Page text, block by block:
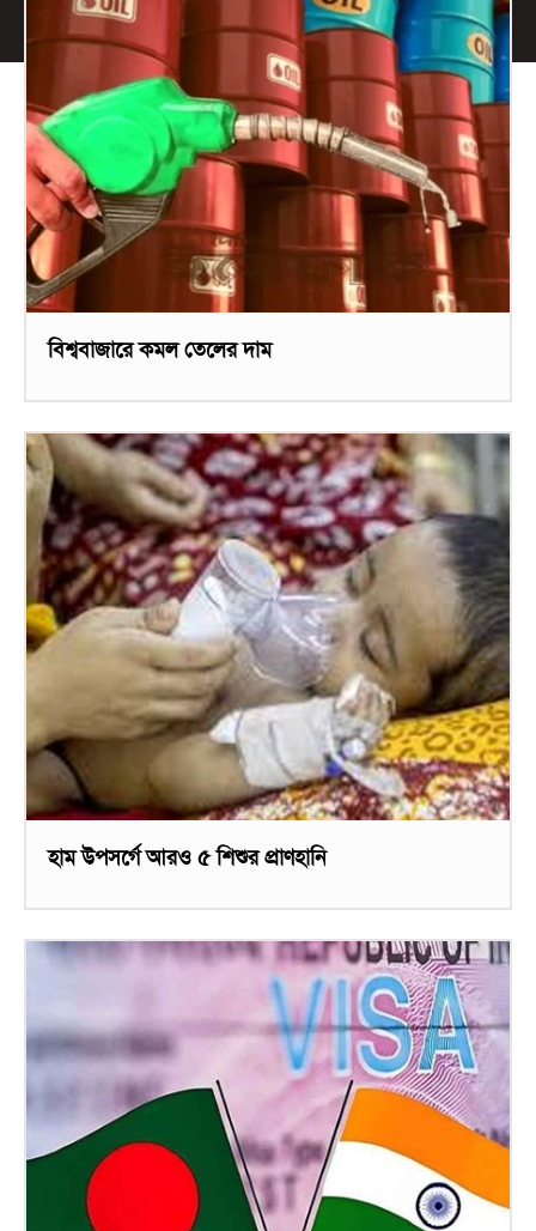
বিশ্ববাজারে কমল তেলের দাম
হাম উপসর্গে আরও ৫ শিশুর প্রাণহানি